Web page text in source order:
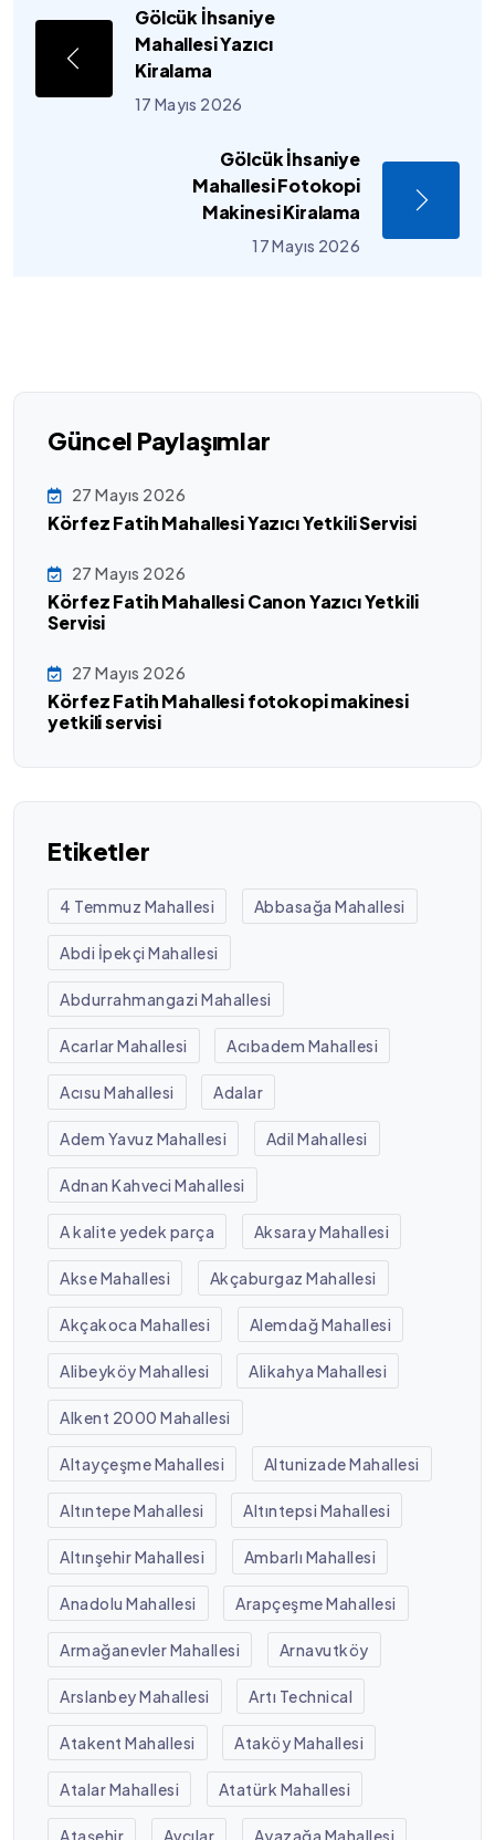
Gölcük İhsaniye
Mahallesi Yazıcı
Kiralama
17 Mayıs 2026
Gölcük İhsaniye
Mahallesi Fotokopi
Makinesi Kiralama
17 Mayıs 2026
Güncel Paylaşımlar
27 Mayıs 2026
Körfez Fatih Mahallesi Yazıcı Yetkili Servisi
27 Mayıs 2026
Körfez Fatih Mahallesi Canon Yazıcı Yetkili
Servisi
27 Mayıs 2026
Körfez Fatih Mahallesi fotokopi makinesi
yetkili servisi
Etiketler
4 Temmuz Mahallesi Abbasağa Mahallesi
Abdi İpekçi Mahallesi
Abdurrahmangazi Mahallesi
Acarlar Mahallesi Acıbadem Mahallesi
Acısu Mahallesi Adalar
Adem Yavuz Mahallesi Adil Mahallesi
Adnan Kahveci Mahallesi
A kalite yedek parça Aksaray Mahallesi
Akse Mahallesi Akçaburgaz Mahallesi
Akçakoca Mahallesi Alemdağ Mahallesi
Alibeyköy Mahallesi Alikahya Mahallesi
Alkent 2000 Mahallesi
Altayçeşme Mahallesi Altunizade Mahallesi
Altıntepe Mahallesi Altıntepsi Mahallesi
Altınşehir Mahallesi Ambarlı Mahallesi
Anadolu Mahallesi Arapçeşme Mahallesi
Armağanevler Mahallesi Arnavutköy
Arslanbey Mahallesi Artı Technical
Atakent Mahallesi Ataköy Mahallesi
Atalar Mahallesi Atatürk Mahallesi
Ataşehir Avcılar Ayazağa Mahallesi